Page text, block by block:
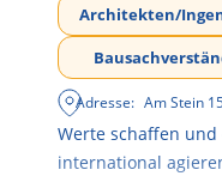
Architekten/
Adresse: Am Stein
Werte schaffen
international